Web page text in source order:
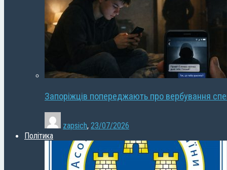
Запоріжців попереджають про вербування
zapsich, 23/07/2026
Політика